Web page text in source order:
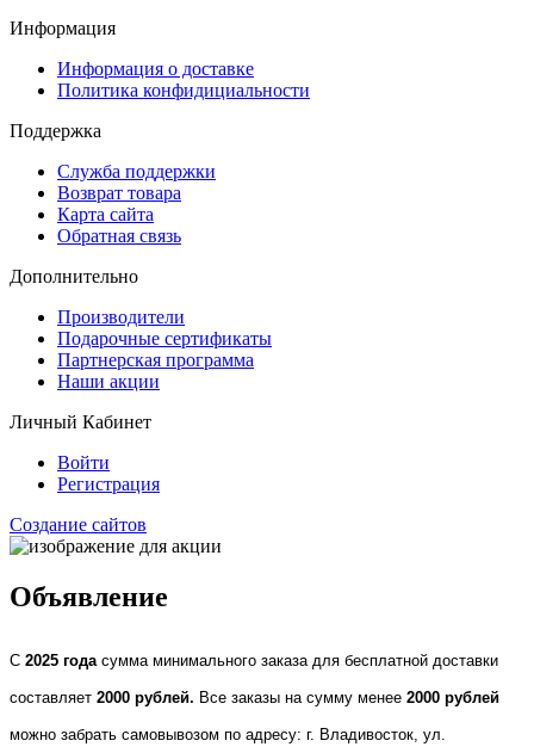
Информация
Информация о доставке
Политика конфидициальности
Поддержка
Служба поддержки
Возврат товара
Карта сайта
Обратная связь
Дополнительно
Производители
Подарочные сертификаты
Партнерская программа
Наши акции
Личный Кабинет
Войти
Регистрация
Создание сайтов
Объявление
С 2025 годасумма минимального заказа для бесплатной доставки
составляет 2000 рублей. Все заказы на сумму менее 2000 рублей
можно забрать самовывозом по адресу: г. Владивосток, ул.